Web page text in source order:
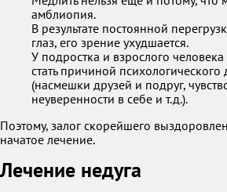
амблиопия.
В результате постоянной
глаз, его зрение ухудшается.
У подростка и взрослого
стать причиной
(насмешки друзей и подруг,
неуверенности в себе и т.д.).
Поэтому, залог скорейшего
начатое лечение.
Лечение недуга